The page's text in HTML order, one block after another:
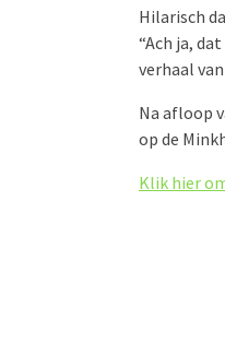
Hilarisch
“Ach ja,
verhaal
Na afloop
op de
Klik hier